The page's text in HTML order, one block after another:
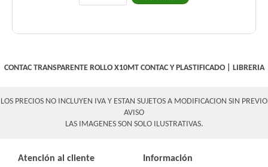
CONTAC TRANSPARENTE ROLLO X10MT CONTAC Y PLASTIFICADO| LIBRERIA
LOS PRECIOS NO INCLUYEN IVA Y ESTAN SUJETOS A MODIFICACION SIN PREVIO
AVISO
LAS IMAGENES SON SOLO ILUSTRATIVAS.
Atención al cliente Información